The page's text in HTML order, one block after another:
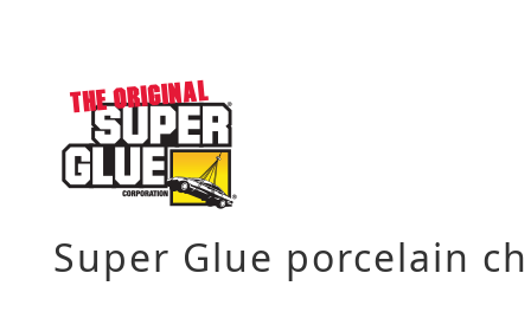
Super Glue porcelain